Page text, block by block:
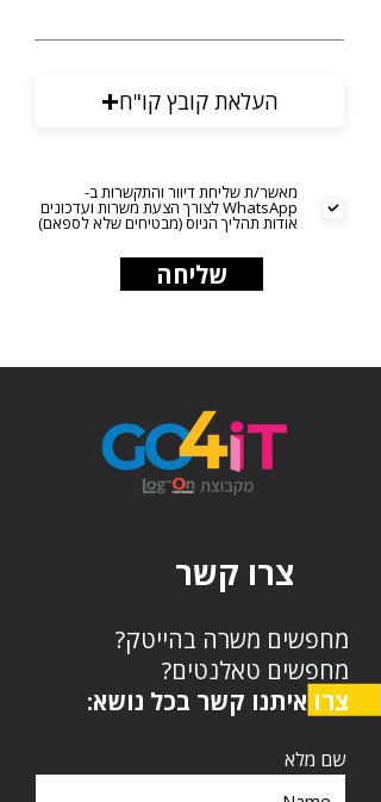
העלאת קובץ קו"ח
מאשר/ת שליחת דיוור והתקשרות ב-
WhatsApp לצורך הצעת משרות ועדכונים
אודות תהליך הגיוס (מבטיחים שלא לספאם)
שליחה
צרו קשר
מחפשים משרה בהייטק?
מחפשים טאלנטים?
צרו איתנו קשר בכל נושא:
שם מלא